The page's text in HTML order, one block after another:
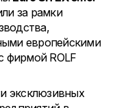
за рамки
европейскими
фирмой ROLF
эксклюзивных